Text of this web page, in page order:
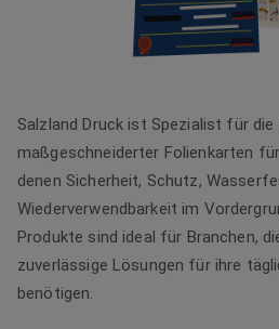
Salzland Druck ist Spezialist für die
maßgeschneiderter Folienkarten
denen Sicherheit, Schutz,
Wiederverwendbarkeit im
Produkte sind ideal für Branchen,
zuverlässige Lösungen für ihre
benötigen.